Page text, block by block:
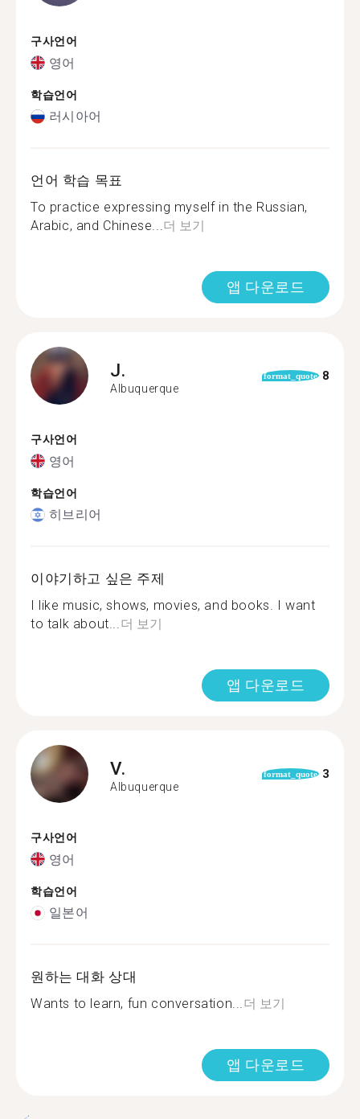
구사언어
영어
학습언어
러시아어
언어 학습 목표
To practice expressing myself in the Russian,
Arabic, and Chinese...더 보기
앱 다운로드
J.
Albuquerque
format_quote 8
구사언어
영어
학습언어
히브리어
이야기하고 싶은 주제
I like music, shows, movies, and books. I want
to talk about...더 보기
앱 다운로드
V.
Albuquerque
format_quote 3
구사언어
영어
학습언어
일본어
원하는 대화 상대
Wants to learn, fun conversation...더 보기
앱 다운로드